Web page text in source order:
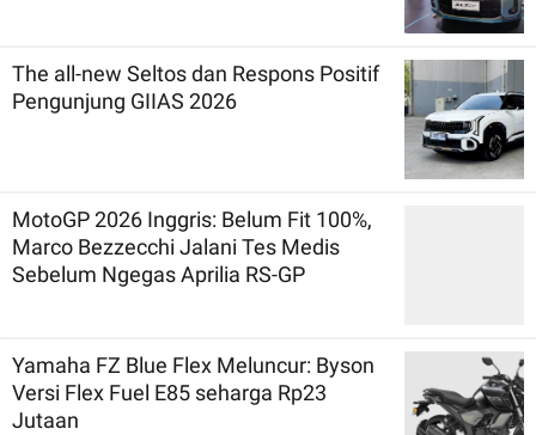
The all-new Seltos dan Respons Positif
Pengunjung GIIAS 2026
MotoGP 2026 Inggris: Belum Fit 100%,
Marco Bezzecchi Jalani Tes Medis
Sebelum Ngegas Aprilia RS-GP
Yamaha FZ Blue Flex Meluncur: Byson
Versi Flex Fuel E85 seharga Rp23
Jutaan